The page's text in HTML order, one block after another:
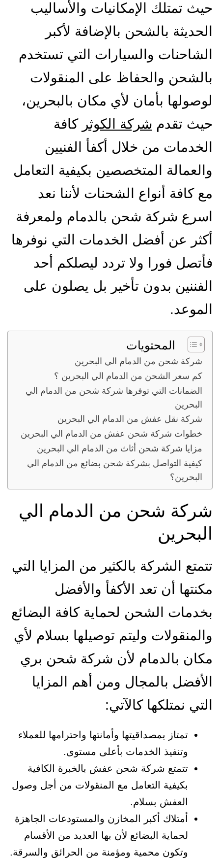
حيث تمتلك الإمكانيات والأساليب
الحديثة بالشحن بالإضافة لأكبر
الشاحنات والسيارات التي تستخدم
بالشحن والحفاظ على المنقولات
لوصولها بأمان لأي مكان بالبحرين،
حيث تقدم شركة الكوثر كافة
الخدمات من خلال أكفأ الفنيين
والعمالة المتخصصين بكيفية التعامل
مع كافة أنواع الشحنات لأننا نعد
اسرع شركة شحن بالدمام ولمعرفة
أكثر عن أفضل الخدمات التي نوفرها
فأتصل فورا ولا تردد ليصلكم أحد
الفننين بدون تأخير بل يصلون على
الموعد.
المحتويات
شركة شحن من الدمام الي البحرين
كم سعر الشحن من الدمام الي البحرين ؟
الضمانات التي توفرها شركة شحن من الدمام الي
البحرين
شركة نقل عفش من الدمام الي البحرين
خطوات شركة شحن عفش من الدمام الي البحرين
مزايا شركة شحن أثاث من الدمام الي البحرين
كيفية التواصل بشركة شحن بضائع من الدمام الي
البحرين؟
شركة شحن من الدمام الي
البحرين
تتمتع الشركة بالكثير من المزايا التي
مكنتها أن تعد الأكفأ والأفضل
بخدمات الشحن لحماية كافة البضائع
والمنقولات وليتم توصيلها بسلام لأي
مكان بالدمام لأن شركة شحن بري
الأفضل بالمجال ومن أهم المزايا
التي نمتلكها كالآتي:
تمتاز بمصداقيتها وأمانتها واحترامها للعملاء
وتنفيذ الخدمات بأعلى مستوى.
تتمتع شركة شحن عفش بالخبرة الكافية
بكيفية التعامل مع المنقولات من أجل وصول
العفش بسلام.
أمتلاك أكبر المخازن والمستودعات الجاهزة
لحماية البضائع لأن بها العديد من الأقسام
وتكون محمية ومؤمنة من الحرائق والسرقة.